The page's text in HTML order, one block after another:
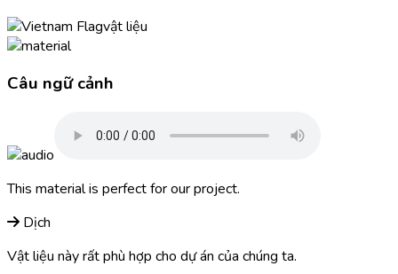
vật liệu
Câu ngữ cảnh
This material is perfect for our project.
Dịch
Vật liệu này rất phù hợp cho dự án của chúng ta.